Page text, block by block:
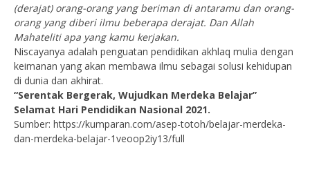
(derajat) orang-orang yang beriman di antaramu dan orang-
orang yang diberi ilmu beberapa derajat. Dan Allah
Mahateliti apa yang kamu kerjakan.
Niscayanya adalah penguatan pendidikan akhlaq mulia dengan
keimanan yang akan membawa ilmu sebagai solusi kehidupan
di dunia dan akhirat.
“Serentak Bergerak, Wujudkan Merdeka Belajar”
Selamat Hari Pendidikan Nasional 2021.
Sumber: https://kumparan.com/asep-totoh/belajar-merdeka-
dan-merdeka-belajar-1veoop2iy13/full